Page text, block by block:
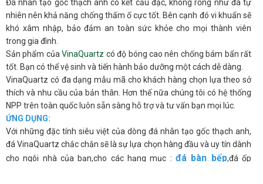
Đá nhân tạo gốc thạch anh có kết cấu đặc, không rỗng như đá tự
nhiên nên khả năng chống thấm ố cực tốt. Bên cạnh đó vi khuẩn sẽ
khó xâm nhập, bảo đảm an toàn sức khỏe cho mọi thành viên
trong gia đình.
Sản phẩm củaVinaQuartz có độ bóng cao nên chống bám bẩn rất
tốt. Bạn có thể vệ sinh và tiến hành bảo dưỡng một cách dễ dàng.
VinaQuartz có đa dạng mẫu mã cho khách hàng chọn lựa theo sở
thích và nhu cầu của bản thân. Hơn thế nữa chúng tôi có hệ thống
NPP trên toàn quốc luôn sẵn sàng hỗ trợ và tư vấn bạn mọi lúc.
ỨNG DỤNG:
Với những đặc tính siêu việt của dòng đá nhân tạo gốc thạch anh,
đá VinaQuartz chắc chắn sẽ là sự lựa chọn hàng đầu và uy tín dành
cho ngôi nhà của bạn,cho các hạng mục : đá bàn bếp,đá ốp